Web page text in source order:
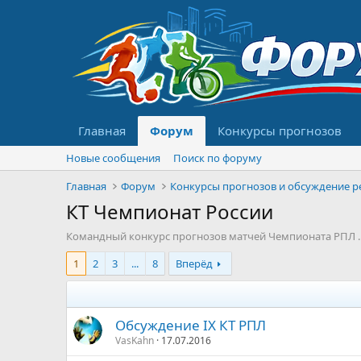
Главная Форум Конкурсы прогнозов
Новые сообщения
Поиск по форуму
Главная
Форум
КT Чемпионат России
Командный конкурс прогнозов матчей Чемпионата РПЛ .
1
2 3 ... 8 Вперёд
Обсуждение IХ КТ РПЛ
VasKahn 17.07.2016